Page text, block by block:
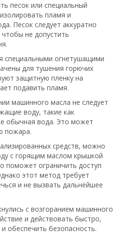
песок или специальный
пламя и
Песок следует аккуратно
не допустить
специальными огнетушащими
для тушения горючих
защитную пленку на
подавить пламя.
машинного масла не следует
воду, такие как
обычная вода. Это может
пожара.
средств, можно
с горящим маслом крышкой
поможет ограничить доступ
этот метод требует
и не вызвать дальнейшее
с возгоранием машинного
и действовать быстро,
обеспечить безопасность.